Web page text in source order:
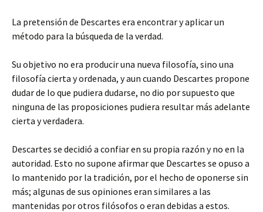
La pretensión de Descartes era encontrar y aplicar un
método para la búsqueda de la verdad.
Su objetivo no era producir una nueva filosofía, sino una
filosofía cierta y ordenada, y aun cuando Descartes propone
dudar de lo que pudiera dudarse, no dio por supuesto que
ninguna de las proposiciones pudiera resultar más adelante
cierta y verdadera.
Descartes se decidió a confiar en su propia razón y no en la
autoridad. Esto no supone afirmar que Descartes se opuso a
lo mantenido por la tradición, por el hecho de oponerse sin
más; algunas de sus opiniones eran similares a las
mantenidas por otros filósofos o eran debidas a estos.